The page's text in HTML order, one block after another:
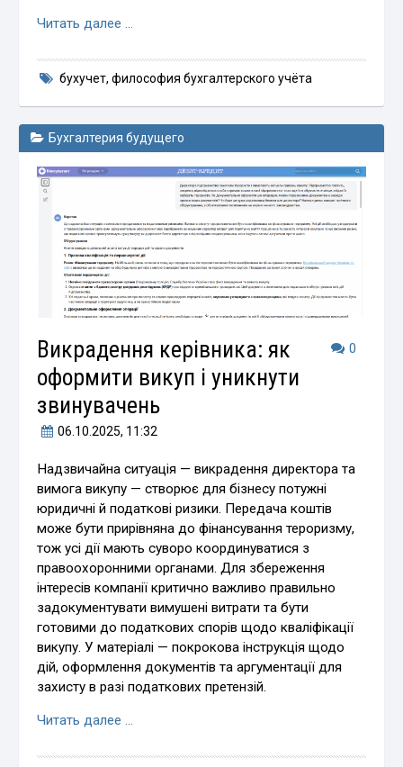
Читать далее …
бухучет, философия бухгалтерского учёта
Бухгалтерия будущего
0
Викрадення керівника: як
оформити викуп і уникнути
звинувачень
06.10.2025, 11:32
Надзвичайна ситуація — викрадення директора та
вимога викупу — створює для бізнесу потужні
юридичні й податкові ризики. Передача коштів
може бути прирівняна до фінансування тероризму,
тож усі дії мають суворо координуватися з
правоохоронними органами. Для збереження
інтересів компанії критично важливо правильно
задокументувати вимушені витрати та бути
готовими до податкових спорів щодо кваліфікації
викупу. У матеріалі — покрокова інструкція щодо
дій, оформлення документів та аргументації для
захисту в разі податкових претензій.
Читать далее …